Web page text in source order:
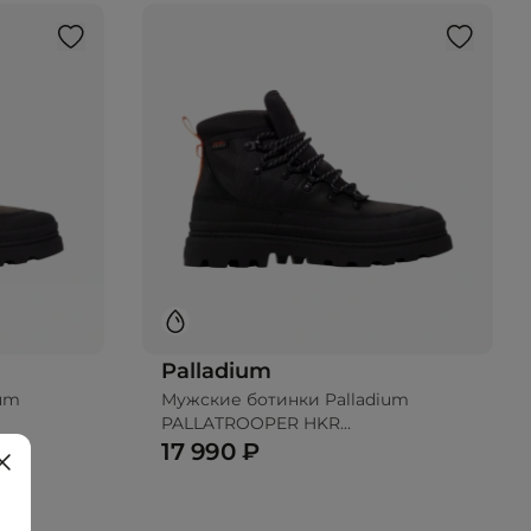
Palladium
Мужские ботинки Palladium
PALLATROOPER HKR
WATERPROOF+
17 990 ₽